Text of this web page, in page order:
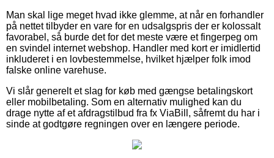
Man skal lige meget hvad ikke glemme, at når en forhandler
på nettet tilbyder en vare for en udsalgspris der er kolossalt
favorabel, så burde det for det meste være et fingerpeg om
en svindel internet webshop. Handler med kort er imidlertid
inkluderet i en lovbestemmelse, hvilket hjælper folk imod
falske online varehuse.
Vi slår generelt et slag for køb med gængse betalingskort
eller mobilbetaling. Som en alternativ mulighed kan du
drage nytte af et afdragstilbud fra fx ViaBill, såfremt du har i
sinde at godtgøre regningen over en længere periode.